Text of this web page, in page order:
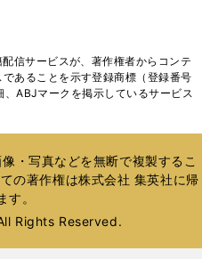
く
ド
ウ
で
ィ
ン
ド
開
く
信サービスが、著作権者からコンテ
あることを示す登録商標（登録番号
ABJマークを掲示しているサービス
・写真などを無断で複製するこ
の著作権は株式会社 集英社に帰
す。
Rights Reserved.